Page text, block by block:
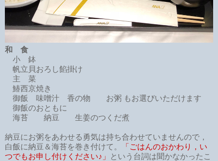
和 食
小 鉢
帆立貝おろし餡掛け
主 菜
鰆西京焼き
御飯 味噌汁 香の物 お粥 もお選びいただけます
御飯のおともに
海苔 納豆 生姜のつくだ煮
納豆にお粥をあわせる勇気は持ち合わせていませんので，
白飯に納豆＆海苔を巻き付けて。
「ごはんのおかわり，い
つでもお申し付けください♪」
という台詞は聞かなかったこ